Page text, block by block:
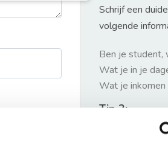
Schrijf een
volgende
Ben je student,
Wat je in je
Wat je inkomen
Tip 2:
Wees beleefd,